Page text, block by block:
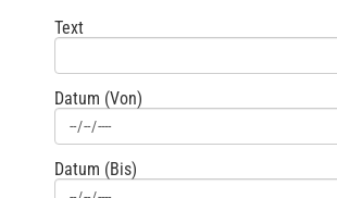
Text
Datum (Von)
Datum (Bis)